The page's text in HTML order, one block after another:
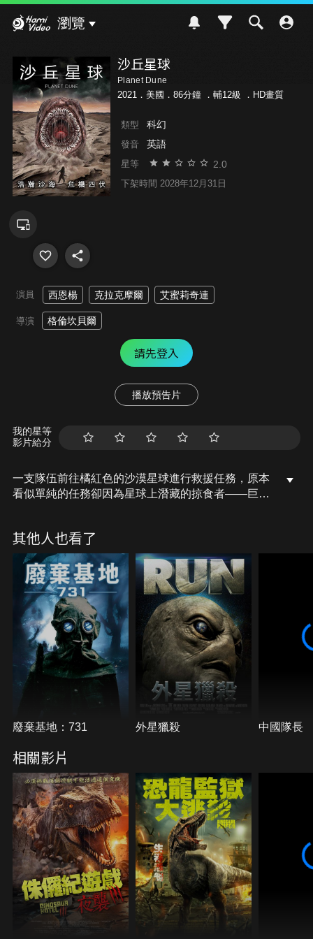
瀏覽
沙丘星球
Planet Dune
2021．美國．86分鐘 ． 輔12級 ．HD畫質
類型 科幻
發音 英語
星等 2.0
下架時間 2028年12月31日
演員 西恩楊 克拉克摩爾 艾蜜莉奇連
導演 格倫坎貝爾
請先登入
播放預告片
我的星等
影片給分
一支隊伍前往橘紅色的沙漠星球進行救援任務，原本
看似單純的任務卻因為星球上潛藏的掠食者——巨大
其他人也看了
廢棄基地：731 外星獵殺 中國隊長
相關影片